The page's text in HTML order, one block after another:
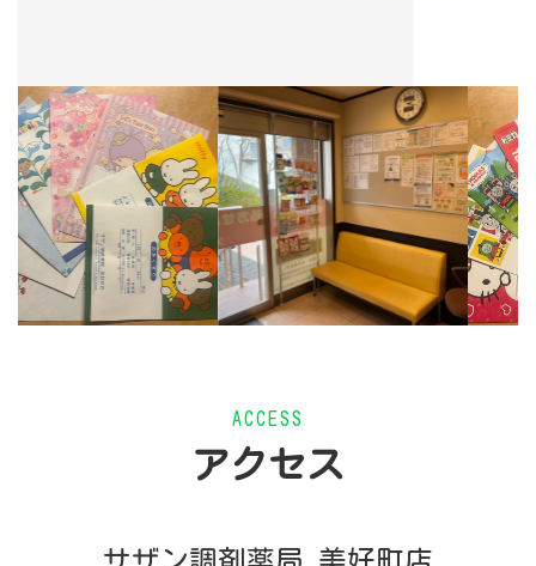
ACCESS
アクセス
サザン調剤薬局 美好町店